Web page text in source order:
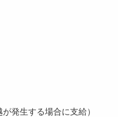
発生する場合に支給）